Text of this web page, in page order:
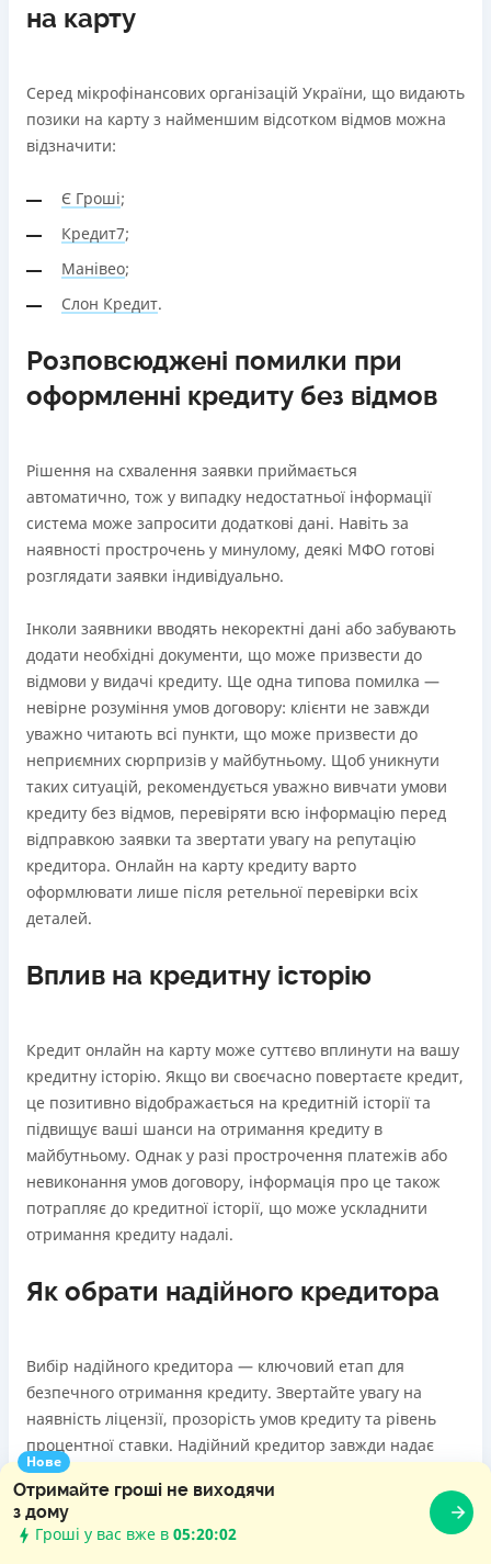
Нове
Отримайте гроші не виходячи
з дому
Гроші у вас вже в 05:20:04
на карту
Серед мікрофінансових організацій України, що видають
позики на карту з найменшим відсотком відмов можна
відзначити:
Є Гроші;
Кредит7;
Манівео;
Слон Кредит.
Розповсюджені помилки при
оформленні кредиту без відмов
Рішення на схвалення заявки приймається
автоматично, тож у випадку недостатньої інформації
система може запросити додаткові дані. Навіть за
наявності прострочень у минулому, деякі МФО готові
розглядати заявки індивідуально.
Інколи заявники вводять некоректні дані або забувають
додати необхідні документи, що може призвести до
відмови у видачі кредиту. Ще одна типова помилка —
невірне розуміння умов договору: клієнти не завжди
уважно читають всі пункти, що може призвести до
неприємних сюрпризів у майбутньому. Щоб уникнути
таких ситуацій, рекомендується уважно вивчати умови
кредиту без відмов, перевіряти всю інформацію перед
відправкою заявки та звертати увагу на репутацію
кредитора. Онлайн на карту кредиту варто
оформлювати лише після ретельної перевірки всіх
деталей.
Вплив на кредитну історію
Кредит онлайн на карту може суттєво вплинути на вашу
кредитну історію. Якщо ви своєчасно повертаєте кредит,
це позитивно відображається на кредитній історії та
підвищує ваші шанси на отримання кредиту в
майбутньому. Однак у разі прострочення платежів або
невиконання умов договору, інформація про це також
потрапляє до кредитної історії, що може ускладнити
отримання кредиту надалі.
Як обрати надійного кредитора
Вибір надійного кредитора — ключовий етап для
безпечного отримання кредиту. Звертайте увагу на
наявність ліцензії, прозорість умов кредиту та рівень
процентної ставки. Надійний кредитор завжди надає
чітку інформацію про всі умови, не приховує додаткових
платежів і забезпечує якісну підтримку клієнтів. Перед
оформленням кредиту варто ознайомитися з відгуками
інших користувачів та перевірити, чи зареєстрований